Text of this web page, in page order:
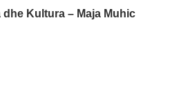
Kultura – Maja Muhic